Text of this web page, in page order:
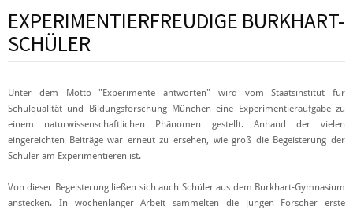
EXPERIMENTIERFREUDIGE BURKHART-
SCHÜLER
Unter dem Motto "Experimente antworten" wird vom Staatsinstitut für
Schulqualität und Bildungsforschung München eine Experimentieraufgabe zu
einem naturwissenschaftlichen Phänomen gestellt. Anhand der vielen
eingereichten Beiträge war erneut zu ersehen, wie groß die Begeisterung der
Schüler am Experimentieren ist.
Von dieser Begeisterung ließen sich auch Schüler aus dem Burkhart-Gymnasium
anstecken. In wochenlanger Arbeit sammelten die jungen Forscher erste